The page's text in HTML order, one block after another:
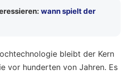
wann spielt der
bleibt der Kern
vor hunderten von Jahren. Es